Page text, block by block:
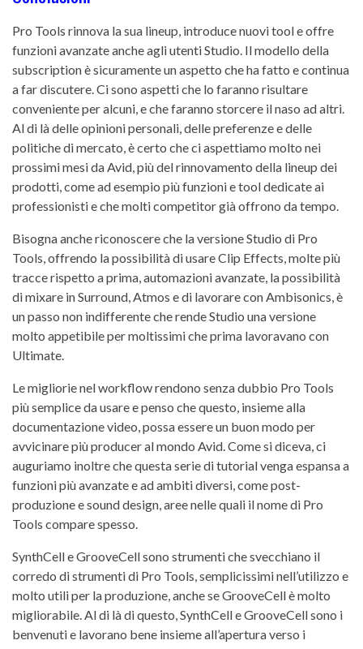
Pro Tools rinnova la sua lineup, introduce nuovi tool e offre
funzioni avanzate anche agli utenti Studio. Il modello della
subscription è sicuramente un aspetto che ha fatto e continua
a far discutere. Ci sono aspetti che lo faranno risultare
conveniente per alcuni, e che faranno storcere il naso ad altri.
Al di là delle opinioni personali, delle preferenze e delle
politiche di mercato, è certo che ci aspettiamo molto nei
prossimi mesi da Avid, più del rinnovamento della lineup dei
prodotti, come ad esempio più funzioni e tool dedicate ai
professionisti e che molti competitor già offrono da tempo.
Bisogna anche riconoscere che la versione Studio di Pro
Tools, offrendo la possibilità di usare Clip Effects, molte più
tracce rispetto a prima, automazioni avanzate, la possibilità
di mixare in Surround, Atmos e di lavorare con Ambisonics, è
un passo non indifferente che rende Studio una versione
molto appetibile per moltissimi che prima lavoravano con
Ultimate.
Le migliorie nel workflow rendono senza dubbio Pro Tools
più semplice da usare e penso che questo, insieme alla
documentazione video, possa essere un buon modo per
avvicinare più producer al mondo Avid. Come si diceva, ci
auguriamo inoltre che questa serie di tutorial venga espansa a
funzioni più avanzate e ad ambiti diversi, come post-
produzione e sound design, aree nelle quali il nome di Pro
Tools compare spesso.
SynthCell e GrooveCell sono strumenti che svecchiano il
corredo di strumenti di Pro Tools, semplicissimi nell’utilizzo e
molto utili per la produzione, anche se GrooveCell è molto
migliorabile. Al di là di questo, SynthCell e GrooveCell sono i
benvenuti e lavorano bene insieme all’apertura verso i